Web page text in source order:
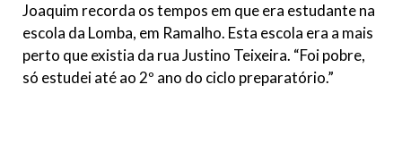
Joaquim recorda os tempos em que era estudante na
escola da Lomba, em Ramalho. Esta escola era a mais
perto que existia da rua Justino Teixeira. “Foi pobre,
só estudei até ao 2º ano do ciclo preparatório.”